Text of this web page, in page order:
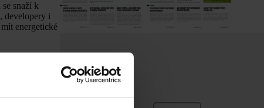
snaží k
developery i
energetické
posouvá